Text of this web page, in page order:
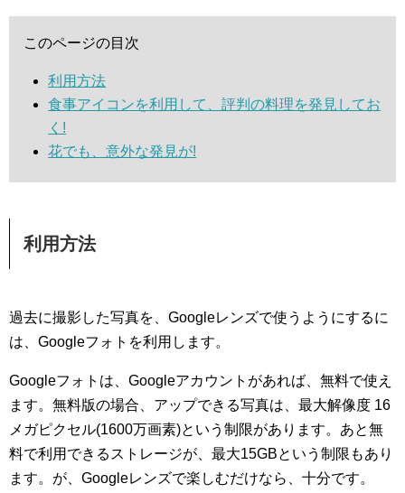
このページの目次
利用方法
食事アイコンを利用して、評判の料理を発見してお
く!
花でも、意外な発見が!
利用方法
過去に撮影した写真を、Googleレンズで使うようにするに
は、Googleフォトを利用します。
Googleフォトは、Googleアカウントがあれば、無料で使え
ます。無料版の場合、アップできる写真は、最大解像度 16
メガピクセル(1600万画素)という制限があります。あと無
料で利用できるストレージが、最大15GBという制限もあり
ます。が、Googleレンズで楽しむだけなら、十分です。